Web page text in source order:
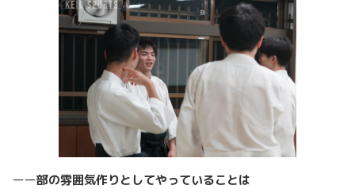
ーー部の雰囲気作りとしてやっていることは